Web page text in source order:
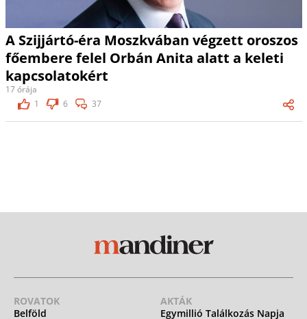
A Szijjártó-éra Moszkvában végzett oroszos
főembere felel Orbán Anita alatt a keleti
kapcsolatokért
17 órája
1
6 37
ROVATOK
Belföld
AKTÁK
Egymillió Találkozás Napja